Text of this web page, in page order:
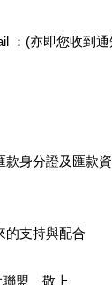
：(亦即您收到
款身分證及匯款
的支持與配合
聯盟 敬上